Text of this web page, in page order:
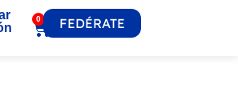
0 FEDÉRATE